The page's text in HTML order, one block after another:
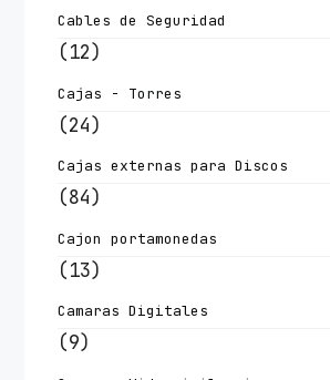
Cables de Seguridad
(12)
Cajas - Torres
(24)
Cajas externas para Discos
(84)
Cajon portamonedas
(13)
Camaras Digitales
(9)